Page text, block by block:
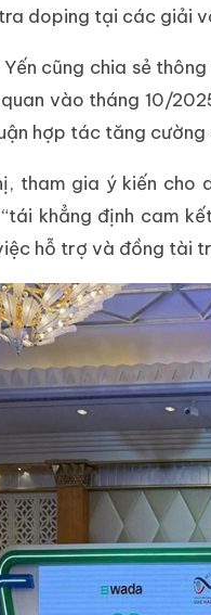
doping tại các giải
Yến cũng chia sẻ
vào tháng 10/
hợp tác tăng
tham gia ý kiến cho
“tái khẳng định cam
hỗ trợ và đồng tài